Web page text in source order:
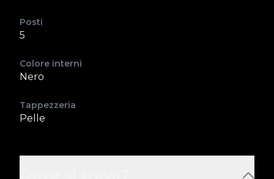
Posti
5
Colore interni
Nero
Tappezzeria
Pelle